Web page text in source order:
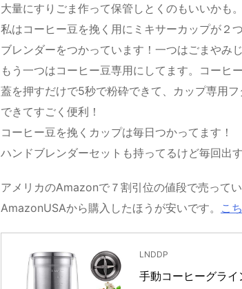
大量にすりごま作って保管しとくのもいいかも。
私はコーヒー豆を挽く用にミキサーカップが２
ブレンダーをつかっています！一つはごまやみ
もう一つはコーヒー豆専用にしてます。コーヒ
蓋を押すだけで5秒で粉砕できて、カップ専用
できてすごく便利！
コーヒー豆を挽くカップは毎日つかってます！
ハンドブレンダーセットも持ってるけど毎回出
アメリカのAmazonで７割引位の値段で売って
AmazonUSAから購入したほうが安いです。 こ
LNDDP
手動コーヒーグラ